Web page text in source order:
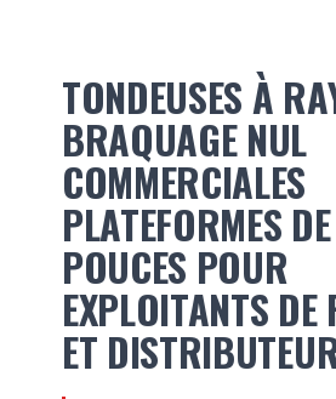
TONDEUSES À
BRAQUAGE NUL
COMMERCIALES
PLATEFORMES
POUCES POUR
EXPLOITANTS DE
ET